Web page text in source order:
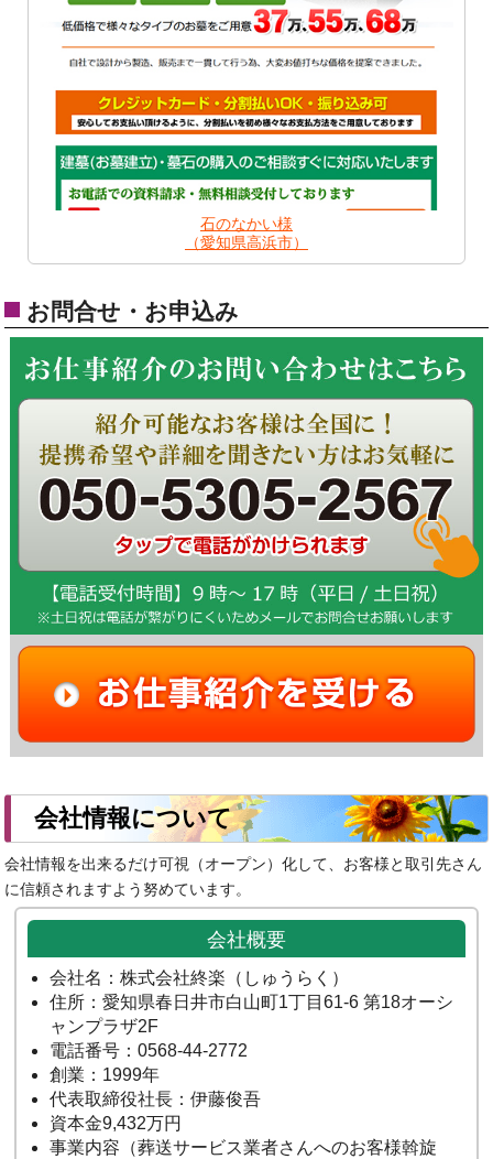
石のなかい様
（愛知県高浜市）
お問合せ・お申込み
会社情報について
会社情報を出来るだけ可視（オープン）化して、お客様と取引先さん
に信頼されますよう努めています。
会社概要
会社名：株式会社終楽（しゅうらく）
住所：愛知県春日井市白山町1丁目61-6 第18オーシ
ャンプラザ2F
電話番号：0568-44-2772
創業：1999年
代表取締役社長：伊藤俊吾
資本金9,432万円
事業内容（葬送サービス業者さんへのお客様斡旋